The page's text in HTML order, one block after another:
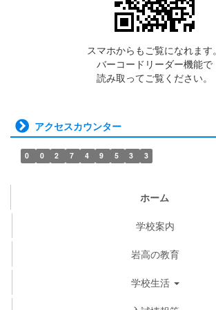
スマホからもご覧になれます。
バーコードリーダー機能で
読み取ってご覧ください。
アクセスカウンター
0 0 2 7 4 9 5 3 3
ホーム
学校案内
岩高の教育
学校生活